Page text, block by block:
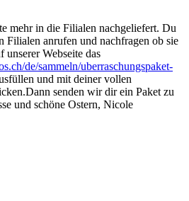
mehr in die Filialen nachgeliefert. Du
Filialen anrufen und nachfragen ob sie
unserer Webseite das
de/sammeln/uberraschungspaket-
und mit deiner vollen
senden wir dir ein Paket zu
und schöne Ostern, Nicole